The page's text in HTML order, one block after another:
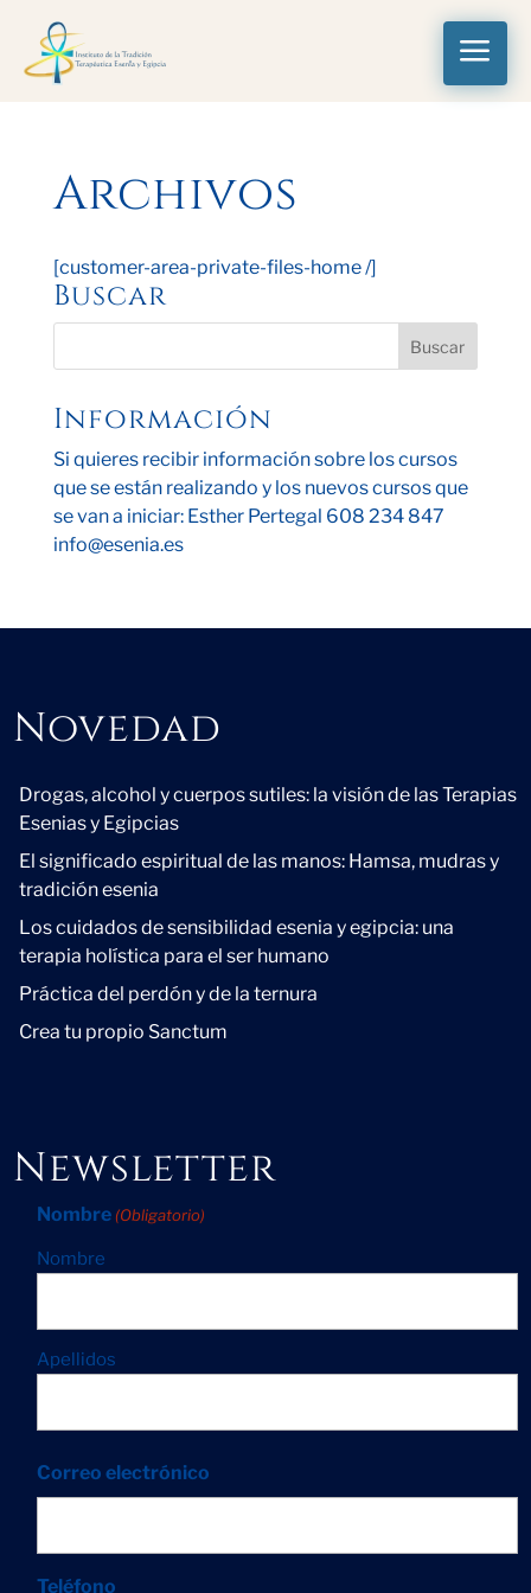
a
Archivos
[customer-area-private-files-home /]
Buscar
Información
Si quieres recibir información sobre los cursos
que se están realizando y los nuevos cursos que
se van a iniciar: Esther Pertegal 608 234 847
info@esenia.es
Novedad
Novedad
Drogas, alcohol y cuerpos sutiles: la visión de las Terapias
Esenias y Egipcias
El significado espiritual de las manos: Hamsa, mudras y
tradición esenia
Los cuidados de sensibilidad esenia y egipcia: una
terapia holística para el ser humano
Práctica del perdón y de la ternura
Crea tu propio Sanctum
Newsletter
Nombre (Obligatorio)
Nombre
Apellidos
Correo electrónico
Teléfono